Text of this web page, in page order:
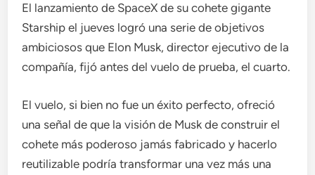
El lanzamiento de SpaceX de su cohete gigante
Starship el jueves logró una serie de objetivos
ambiciosos que Elon Musk, director ejecutivo de la
compañía, fijó antes del vuelo de prueba, el cuarto.
El vuelo, si bien no fue un éxito perfecto, ofreció
una señal de que la visión de Musk de construir el
cohete más poderoso jamás fabricado y hacerlo
reutilizable podría transformar una vez más una